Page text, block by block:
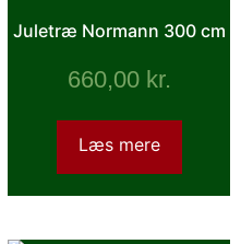
Juletræ Normann 300 cm
660,00 kr.
Læs mere